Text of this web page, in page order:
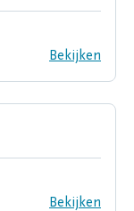
Bekijken
Bekijken